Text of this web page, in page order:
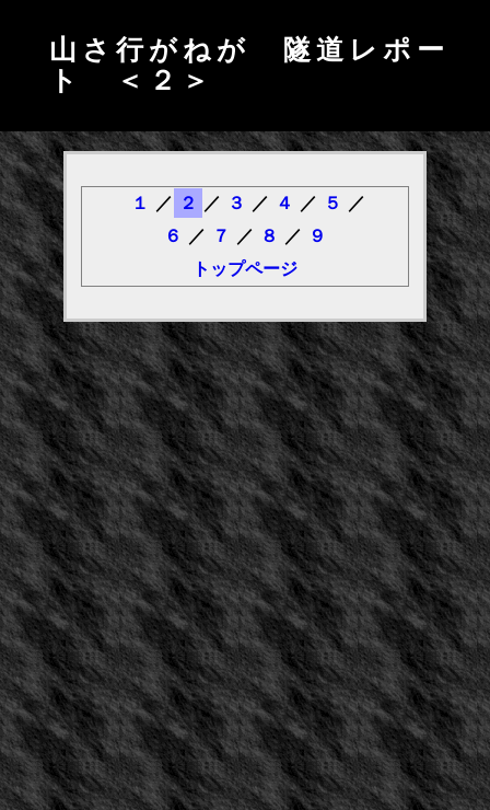
山さ行がねが 隧道レポー
ト ＜２＞
１ ／ ２ ／ ３ ／ ４ ／ ５
／
６
／ ７ ／ ８ ／
９
トップページ